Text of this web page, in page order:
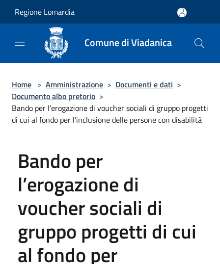
Regione Lomardia
Comune di Viadanica
Home > Amministrazione > Documenti e dati >
Documento albo pretorio >
Bando per l’erogazione di voucher sociali di gruppo progetti
di cui al fondo per l’inclusione delle persone con disabilità
Bando per
l’erogazione di
voucher sociali di
gruppo progetti di cui
al fondo per